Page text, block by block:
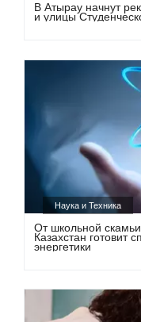
В Атырау начнут
и улицы
Наука и Техника
От школьной
Казахстан готовит
энергетики